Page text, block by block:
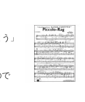
」
で